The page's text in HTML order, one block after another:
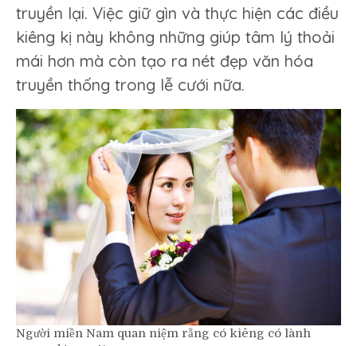
truyền lại. Việc giữ gìn và thực hiện các điều
kiêng kị này không những giúp tâm lý thoải
mái hơn mà còn tạo ra nét đẹp văn hóa
truyền thống trong lễ cưới nữa.
Người miền Nam quan niệm rằng có kiêng có lành